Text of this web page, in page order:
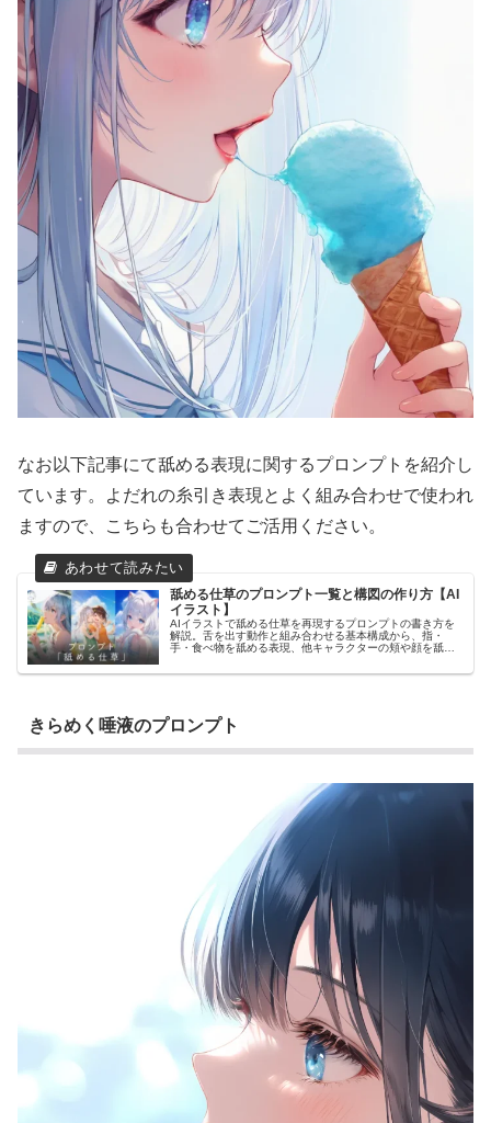
なお以下記事にて舐める表現に関するプロンプトを紹介し
ています。よだれの糸引き表現とよく組み合わせで使われ
ますので、こちらも合わせてご活用ください。
舐める仕草のプロンプト一覧と構図の作り方【AI
イラスト】
AIイラストで舐める仕草を再現するプロンプトの書き方を
解説。舌を出す動作と組み合わせる基本構成から、指・
手・食べ物を舐める表現、他キャラクターの頬や顔を舐め
例や、食べさせるシーンの作例も掲載。舐める仕草を自然
きらめく唾液のプロンプト